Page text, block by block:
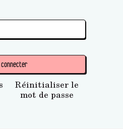
connecter
Réinitialiser le
mot de passe